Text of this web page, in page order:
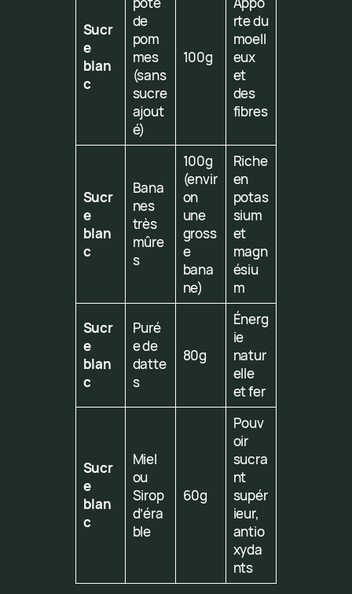
Sucr
e
blan
c
de
pom
mes
(sans
sucre
ajout
é)
100g
rte du
moell
eux
et
des
fibres
Sucr
e
blan
c
Bana
nes
très
mûre
s
100g
(envir
on
une
gross
e
bana
ne)
Riche
en
potas
sium
et
magn
ésiu
m
Sucr
e
blan
c
Puré
e de
datte
s
80g
Énerg
ie
natur
elle
et fer
Sucr
e
blan
c
Miel
ou
Sirop
d’éra
ble
60g
Pouv
oir
sucra
nt
supér
ieur,
antio
xyda
nts